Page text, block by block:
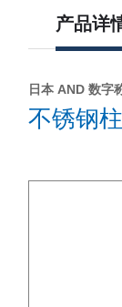
产品详
日本 AND 数字
不锈钢